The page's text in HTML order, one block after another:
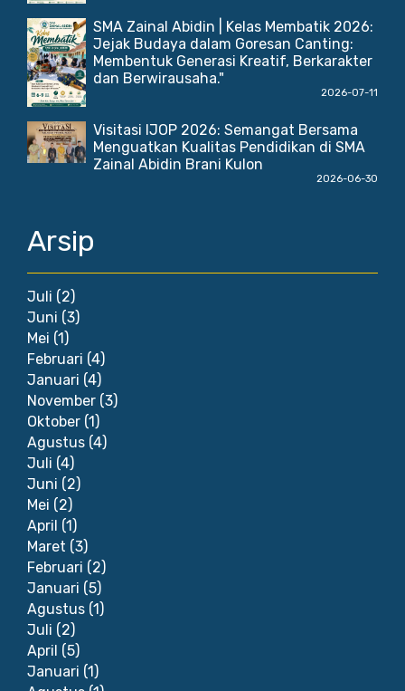
SMA Zainal Abidin | Kelas Membatik 2026:
Jejak Budaya dalam Goresan Canting:
Membentuk Generasi Kreatif, Berkarakter
dan Berwirausaha."
2026-07-11
Visitasi IJOP 2026: Semangat Bersama
Menguatkan Kualitas Pendidikan di SMA
Zainal Abidin Brani Kulon
2026-06-30
Arsip
Juli (2)
Juni (3)
Mei (1)
Februari (4)
Januari (4)
November (3)
Oktober (1)
Agustus (4)
Juli (4)
Juni (2)
Mei (2)
April (1)
Maret (3)
Februari (2)
Januari (5)
Agustus (1)
Juli (2)
April (5)
Januari (1)